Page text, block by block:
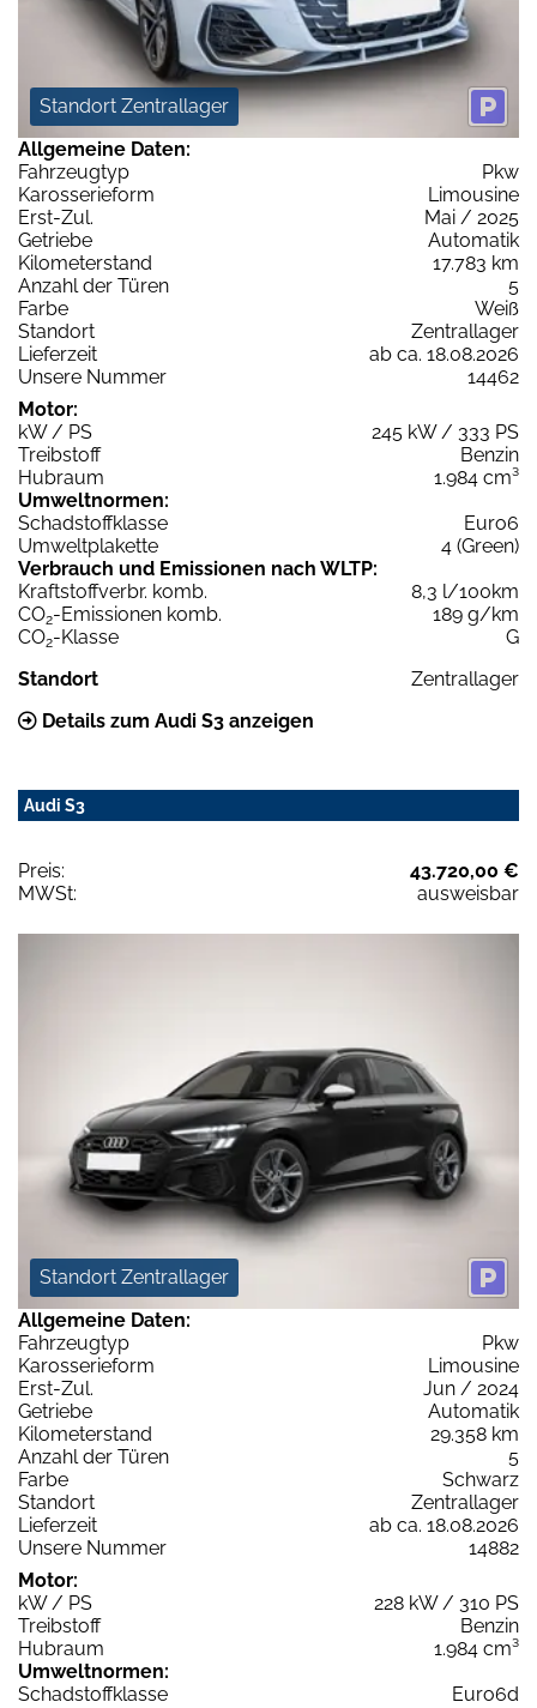
Standort Zentrallager
Allgemeine Daten:
Fahrzeugtyp
Pkw
Karosserieform
Limousine
Erst-Zul.
Mai / 2025
Getriebe
Automatik
Kilometerstand
17.783 km
Anzahl der Türen
5
Farbe
Weiß
Standort
Zentrallager
Lieferzeit
ab ca. 18.08.2026
Unsere Nummer
14462
Motor:
kW / PS
245 kW / 333 PS
Treibstoff
Benzin
Hubraum
1.984 cm³
Umweltnormen:
Schadstoffklasse
Euro6
Umweltplakette
4 (Green)
Verbrauch und Emissionen nach WLTP:
Kraftstoffverbr. komb.
8,3 l/100km
CO2-Emissionen komb.
189 g/km
CO2-Klasse
G
Standort
Zentrallager
Details zum Audi S3 anzeigen
Audi S3
Preis:
43.720,00 €
MWSt:
ausweisbar
Standort Zentrallager
Allgemeine Daten:
Fahrzeugtyp
Pkw
Karosserieform
Limousine
Erst-Zul.
Jun / 2024
Getriebe
Automatik
Kilometerstand
29.358 km
Anzahl der Türen
5
Farbe
Schwarz
Standort
Zentrallager
Lieferzeit
ab ca. 18.08.2026
Unsere Nummer
14882
Motor:
kW / PS
228 kW / 310 PS
Treibstoff
Benzin
Hubraum
1.984 cm³
Umweltnormen:
Schadstoffklasse
Euro6d